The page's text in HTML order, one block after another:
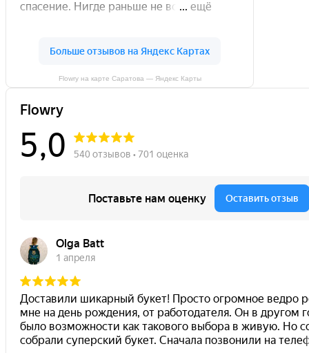
Flowry на карте Саратова — Яндекс Карты